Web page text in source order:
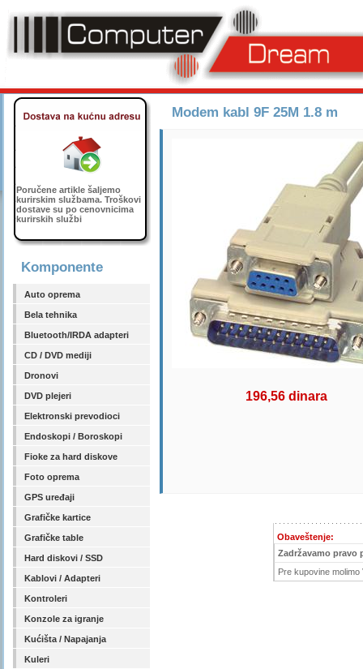
Poručene artikle šaljemo
kurirskim službama. Troškovi
dostave su po cenovnicima
kurirskih službi
Komponente
Auto oprema
Bela tehnika
Bluetooth/IRDA adapteri
CD / DVD mediji
Dronovi
DVD plejeri
Elektronski prevodioci
Endoskopi / Boroskopi
Fioke za hard diskove
Foto oprema
GPS uređaji
Grafičke kartice
Grafičke table
Hard diskovi / SSD
Kablovi / Adapteri
Kontroleri
Konzole za igranje
Kućišta / Napajanja
Kuleri
Modem kabl 9F 25M 1.8 m
196,56 dinara
Obaveštenje:
Zadržavamo pravo
Pre kupovine